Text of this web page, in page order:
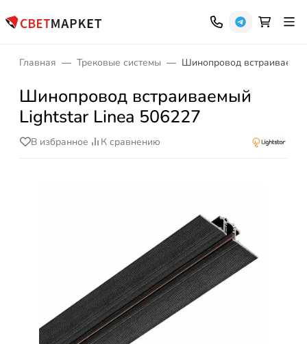
Главная Трековые системы Шинопровод
Шинопровод встраиваемый
Lightstar Linea 506227
В избранное К сравнению